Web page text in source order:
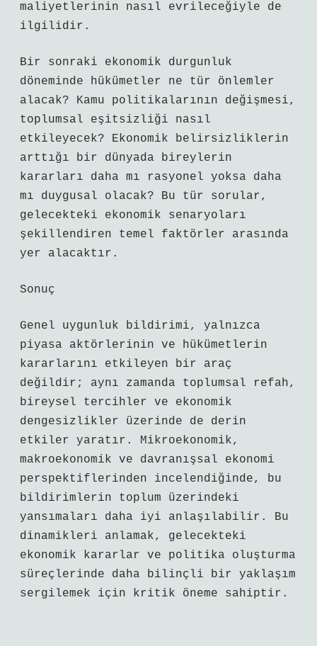
maliyetlerinin nasıl evrileceğiyle de
ilgilidir.
Bir sonraki ekonomik durgunluk
döneminde hükümetler ne tür önlemler
alacak? Kamu politikalarının değişmesi,
toplumsal eşitsizliği nasıl
etkileyecek? Ekonomik belirsizliklerin
arttığı bir dünyada bireylerin
kararları daha mı rasyonel yoksa daha
mı duygusal olacak? Bu tür sorular,
gelecekteki ekonomik senaryoları
şekillendiren temel faktörler arasında
yer alacaktır.
Sonuç
Genel uygunluk bildirimi, yalnızca
piyasa aktörlerinin ve hükümetlerin
kararlarını etkileyen bir araç
değildir; aynı zamanda toplumsal refah,
bireysel tercihler ve ekonomik
dengesizlikler üzerinde de derin
etkiler yaratır. Mikroekonomik,
makroekonomik ve davranışsal ekonomi
perspektiflerinden incelendiğinde, bu
bildirimlerin toplum üzerindeki
yansımaları daha iyi anlaşılabilir. Bu
dinamikleri anlamak, gelecekteki
ekonomik kararlar ve politika oluşturma
süreçlerinde daha bilinçli bir yaklaşım
sergilemek için kritik öneme sahiptir.